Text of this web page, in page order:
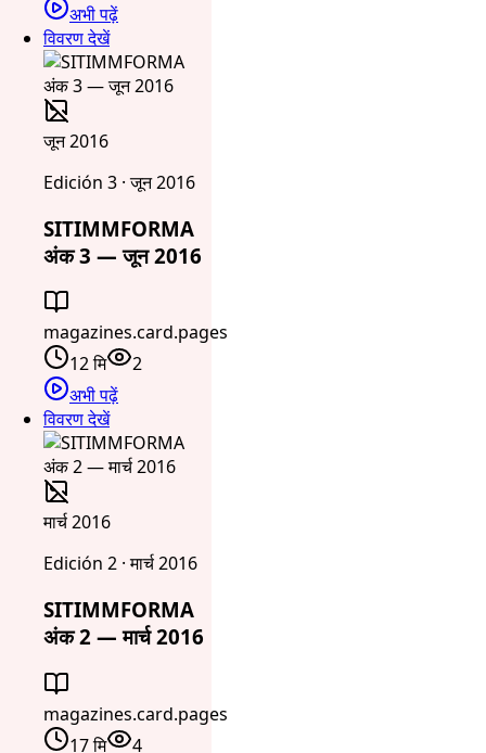
अभी पढ़ें
विवरण देखें
जून 2016
Edición 3 · जून 2016
SITIMMFORMA
अंक 3 — जून 2016
magazines.card.pages
12 मि
2
अभी पढ़ें
विवरण देखें
मार्च 2016
Edición 2 · मार्च 2016
SITIMMFORMA
अंक 2 — मार्च 2016
magazines.card.pages
17 मि
4